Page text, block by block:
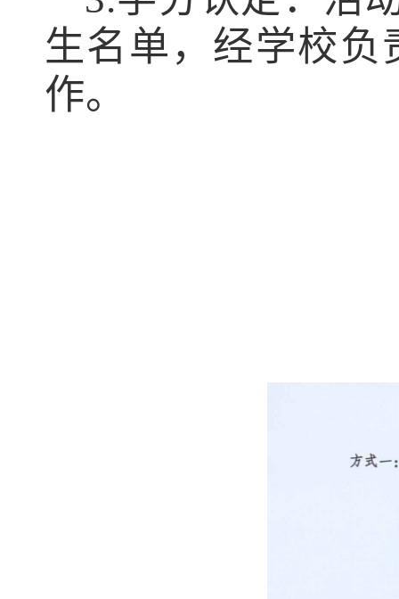
生名单，经学校负
作。